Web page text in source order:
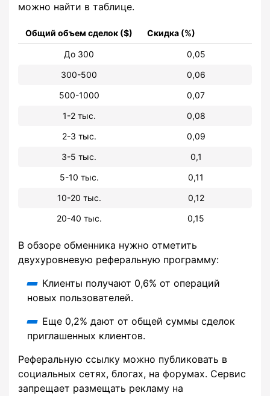
можно найти в таблице.
Общий объем сделок ($) Скидка (%)
До 300
0,05
300-500
0,06
500-1000
0,07
1-2 тыс.
0,08
2-3 тыс.
0,09
3-5 тыс.
0,1
5-10 тыс.
0,11
10-20 тыс.
0,12
20-40 тыс.
0,15
В обзоре обменника нужно отметить
двухуровневую реферальную программу:
Клиенты получают 0,6% от операций
новых пользователей.
Еще 0,2% дают от общей суммы сделок
приглашенных клиентов.
Реферальную ссылку можно публиковать в
социальных сетях, блогах, на форумах. Сервис
запрещает размещать рекламу на